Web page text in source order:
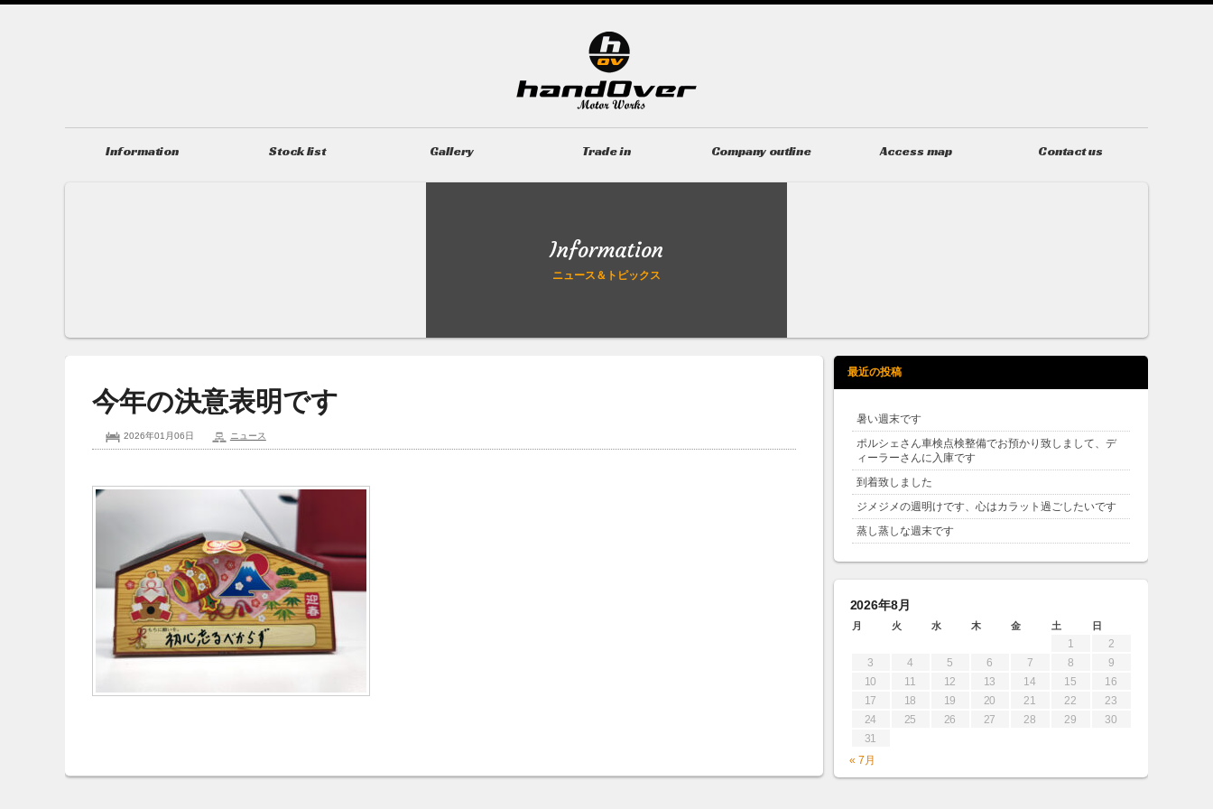
Information Stock list Gallery Trade in Company outline Access map Contact us
Information
ニュース＆トピックス
今年の決意表明です
2026年01月06日 ニュース
最近の投稿
暑い週末です
ポルシェさん車検点検整備でお預かり致しまして、デ
ィーラーさんに入庫です
到着致しました
ジメジメの週明けです、心はカラット過ごしたいです
蒸し蒸しな週末です
2026年8月
月 火 水 木 金 土 日
1
2
3
4 5 6 7 8
9
10
11 12 13 14 15
16
17
18 19 20 21 22
23
24
25 26 27 28 29
30
31
« 7月